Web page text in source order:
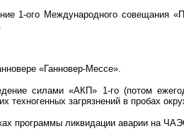
1-ого Международного совещания
«Ганновер-Мессе».
силами «АКП» 1-го (потом
техногенных загрязнений в пробах
программы ликвидации аварии на